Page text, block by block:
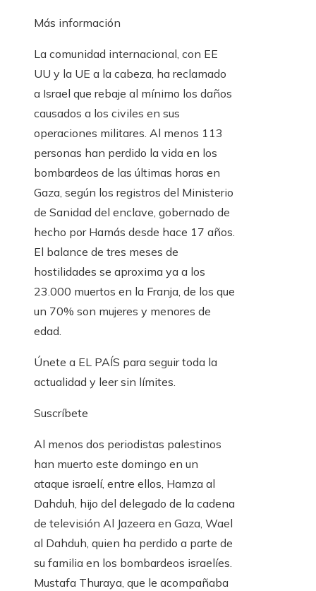
Más información
La comunidad internacional, con EE
UU y la UE a la cabeza, ha reclamado
a Israel que rebaje al mínimo los daños
causados a los civiles en sus
operaciones militares. Al menos 113
personas han perdido la vida en los
bombardeos de las últimas horas en
Gaza, según los registros del Ministerio
de Sanidad del enclave, gobernado de
hecho por Hamás desde hace 17 años.
El balance de tres meses de
hostilidades se aproxima ya a los
23.000 muertos en la Franja, de los que
un 70% son mujeres y menores de
edad.
Únete a EL PAÍS para seguir toda la
actualidad y leer sin límites.
Suscríbete
Al menos dos periodistas palestinos
han muerto este domingo en un
ataque israelí, entre ellos, Hamza al
Dahduh, hijo del delegado de la cadena
de televisión Al Jazeera en Gaza, Wael
al Dahduh, quien ha perdido a parte de
su familia en los bombardeos israelíes.
Mustafa Thuraya, que le acompañaba